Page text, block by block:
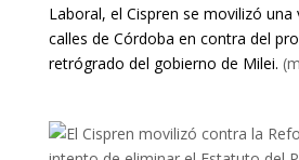
Laboral, el Cispren se movilizó una
calles de Córdoba en contra del
retrógrado del gobierno de Milei.